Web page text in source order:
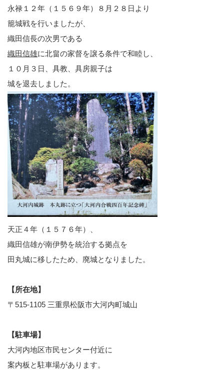
永禄１２年（１５６９年）８月２８日より
籠城戦を行いましたが、
織田信長の次男である
織田信雄に北畠の家督を譲る条件で和睦し、
１０月３日、具教、具房親子は
城を退去しました。
天正４年（１５７６年）、
織田信雄が南伊勢を統治する拠点を
田丸城に移したため、廃城となりました。
【所在地】
〒515-1105 三重県松阪市大河内町城山
【駐車場】
大河内地区市民センター付近に
案内板と駐車場があります。